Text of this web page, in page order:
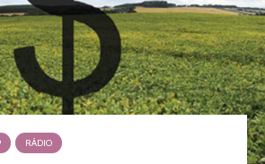
RÁDIO